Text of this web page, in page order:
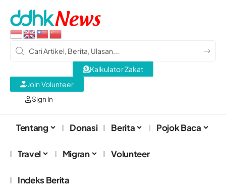
Sign In
Kalkulator Zakat
Join Volunteer
Tentang Donasi Berita Pojok Baca
Travel Migran Volunteer
Indeks Berita